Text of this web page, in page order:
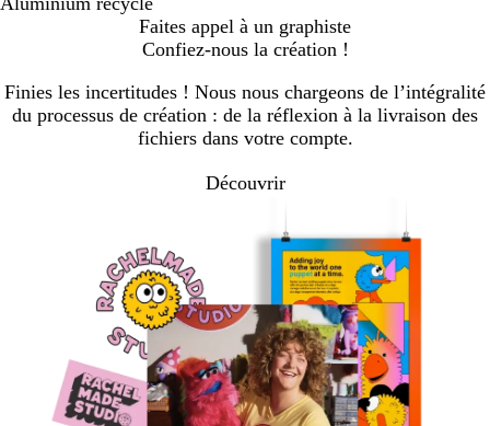
Faites appel à un graphiste
Confiez-nous la création !
Finies les incertitudes ! Nous nous chargeons de l’intégralité
du processus de création : de la réflexion à la livraison des
fichiers dans votre compte.
Découvrir